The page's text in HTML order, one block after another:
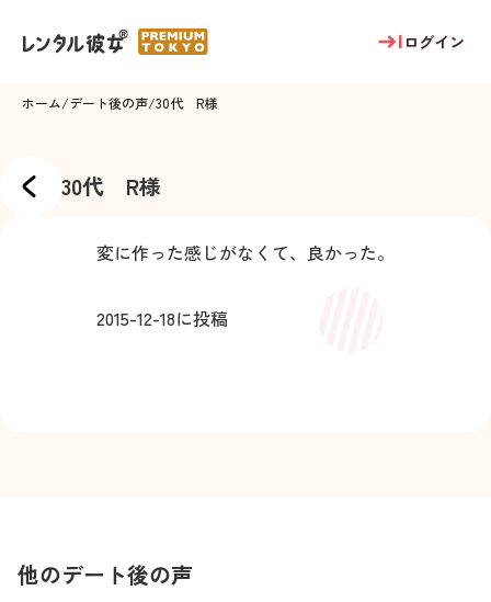
ログイン
ホーム/デート後の声/30代 R様
30代 R様
変に作った感じがなくて、良かった。
2015-12-18に投稿
他のデート後の声